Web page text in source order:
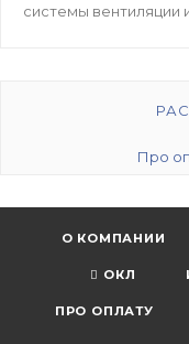
системы вентиляции
Про
О КОМПАНИИ
ОКЛ
ПРО ОПЛАТУ